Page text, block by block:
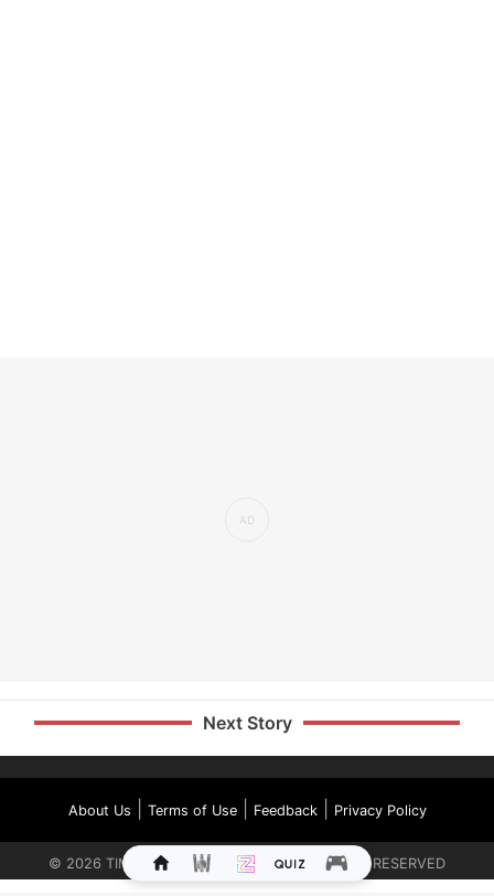
Next Story
About Us Terms of Use| Feedback| Privacy Policy
© 2026 TIMES INTERNET LIMITED. ALL RIGHTS RESERVED